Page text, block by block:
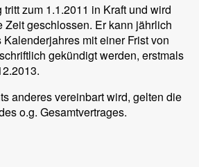
zum 1.1.2011 in Kraft und wird
Zeit geschlossen. Er kann jährlich
mit einer Frist von
gekündigt werden, erstmals
anderes vereinbart wird, gelten die
o.g. Gesamtvertrages.